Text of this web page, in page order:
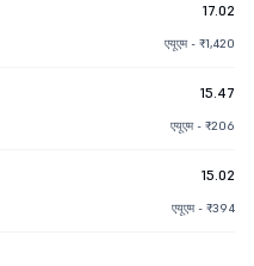
17.02
एयूएम - ₹1,420
15.47
एयूएम - ₹206
15.02
एयूएम - ₹394